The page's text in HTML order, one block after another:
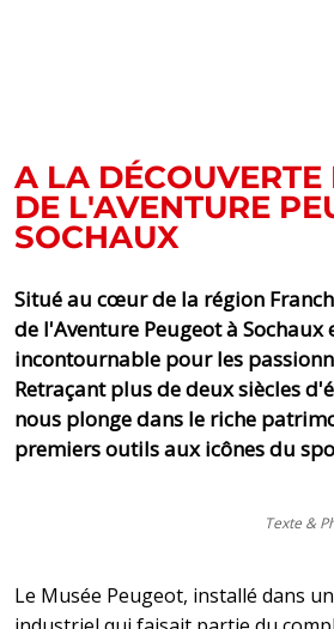
A LA DÉCOUVERTE
DE L'AVENTURE
SOCHAUX
Situé au cœur de la région
de l'Aventure Peugeot à
incontournable pour les
Retraçant plus de deux siècles
nous plonge dans le riche
premiers outils aux icônes du
Texte &
Le Musée Peugeot, installé dans